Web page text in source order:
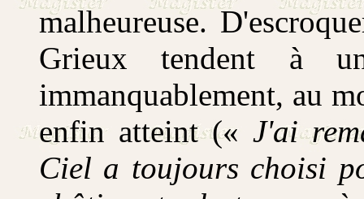
malheureuse.
Grieux tendent à
immanquablement, au
enfin atteint («J'ai
Ciel a toujours choisi